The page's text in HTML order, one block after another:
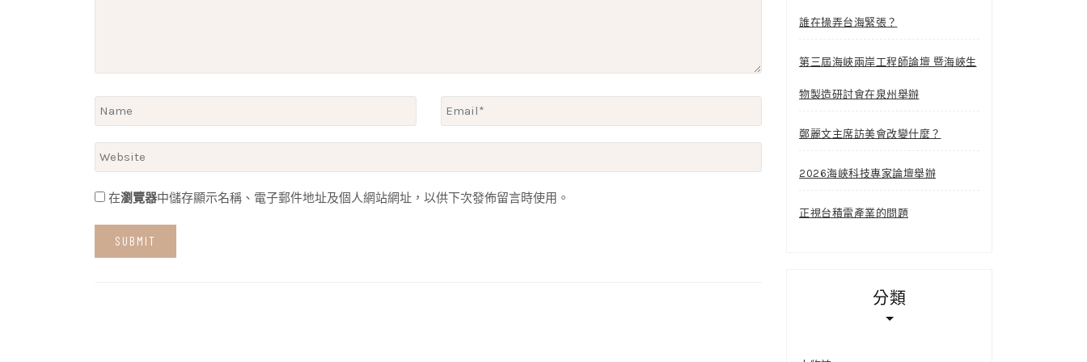
在瀏覽器中儲存顯示名稱、電子郵件地址及個人網站網址，以供下次發佈留言時使用。
誰在操弄台海緊張？
第三屆海峽兩岸工程師論壇 暨海峽生
物製造研討會在泉州舉辦
鄭麗文主席訪美會改變什麼？
2026海峽科技專家論壇舉辦
正視台積電產業的問題
分類